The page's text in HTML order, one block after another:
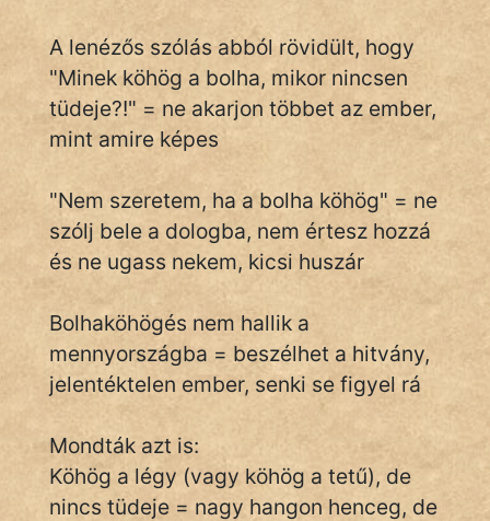
IRODALOM
KÖZMONDÁS
PSZICHO
FILM
MAGYARSÁG
És
TÖRTÉNELEM
A lenézős szólás abból rövidült, hogy
"Minek köhög a bolha, mikor nincsen
tüdeje?!" = ne akarjon többet az ember,
mint amire képes
"Nem szeretem, ha a bolha köhög" = ne
szólj bele a dologba, nem értesz hozzá
és ne ugass nekem, kicsi huszár
Bolhaköhögés nem hallik a
mennyországba = beszélhet a hitvány,
jelentéktelen ember, senki se figyel rá
Mondták azt is:
Köhög a légy (vagy köhög a tetű), de
nincs tüdeje = nagy hangon henceg, de